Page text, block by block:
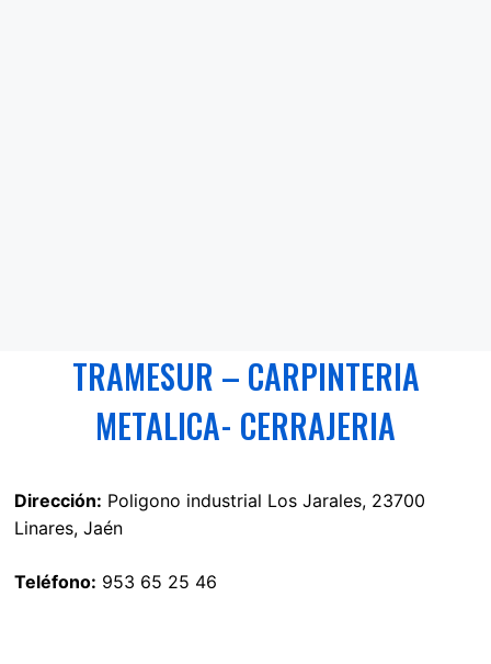
TRAMESUR – CARPINTERIA
METALICA- CERRAJERIA
Dirección: Poligono industrial Los Jarales, 23700
Linares, Jaén
Teléfono: 953 65 25 46